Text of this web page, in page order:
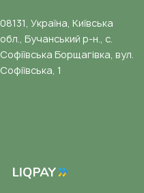
08131, Україна, Київська
обл., Бучанський р-н., с.
Софіївська Борщагівка, вул.
Софіївська, 1